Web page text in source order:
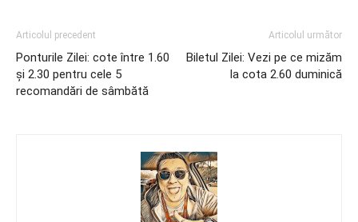
Articolul precedent
Ponturile Zilei: cote între 1.60
și 2.30 pentru cele 5
recomandări de sâmbătă
Articolul următor
Biletul Zilei: Vezi pe ce mizăm
la cota 2.60 duminică